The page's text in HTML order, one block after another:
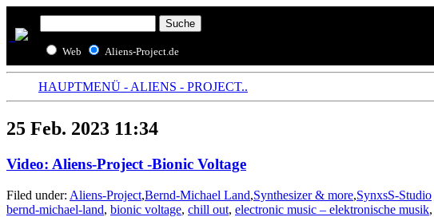
Web Aliens-Project.de
HAUPTMENÜ - ALIENS - PROJECT..
25 Feb. 2023 11:34
Video: Aliens-Project -Bionic Voltage
Filed under: Aliens-Project,Bernd-Michael Land,Synthesizer & more,SynxsS-Studio
bernd-michael-land, bionic voltage, chill out, electronic music – elektronische musik,